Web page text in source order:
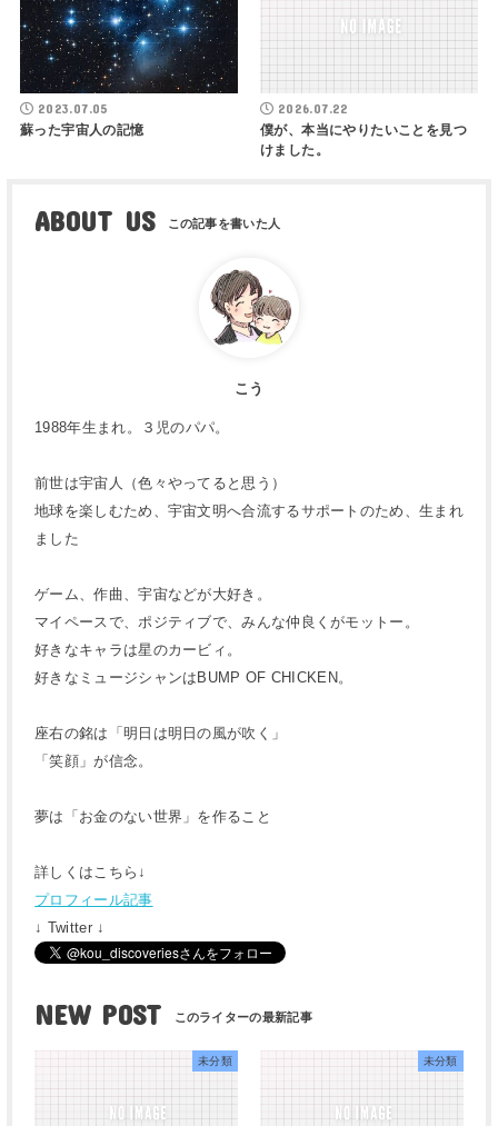
2023.07.05
蘇った宇宙人の記憶
2026.07.22
僕が、本当にやりたいことを見つ
けました。
ABOUT US
こう
1988年生まれ。３児のパパ。
前世は宇宙人（色々やってると思う）
地球を楽しむため、宇宙文明へ合流するサポートのため、生まれ
ました
ゲーム、作曲、宇宙などが大好き。
マイペースで、ポジティブで、みんな仲良くがモットー。
好きなキャラは星のカービィ。
好きなミュージシャンはBUMP OF CHICKEN。
座右の銘は「明日は明日の風が吹く」
「笑顔」が信念。
夢は「お金のない世界」を作ること
詳しくはこちら↓
プロフィール記事
↓ Twitter ↓
NEW POST
未分類 未分類